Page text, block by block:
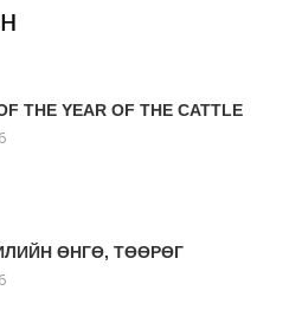
THE YEAR OF THE CATTLE
ӨНГӨ, ТӨӨРӨГ